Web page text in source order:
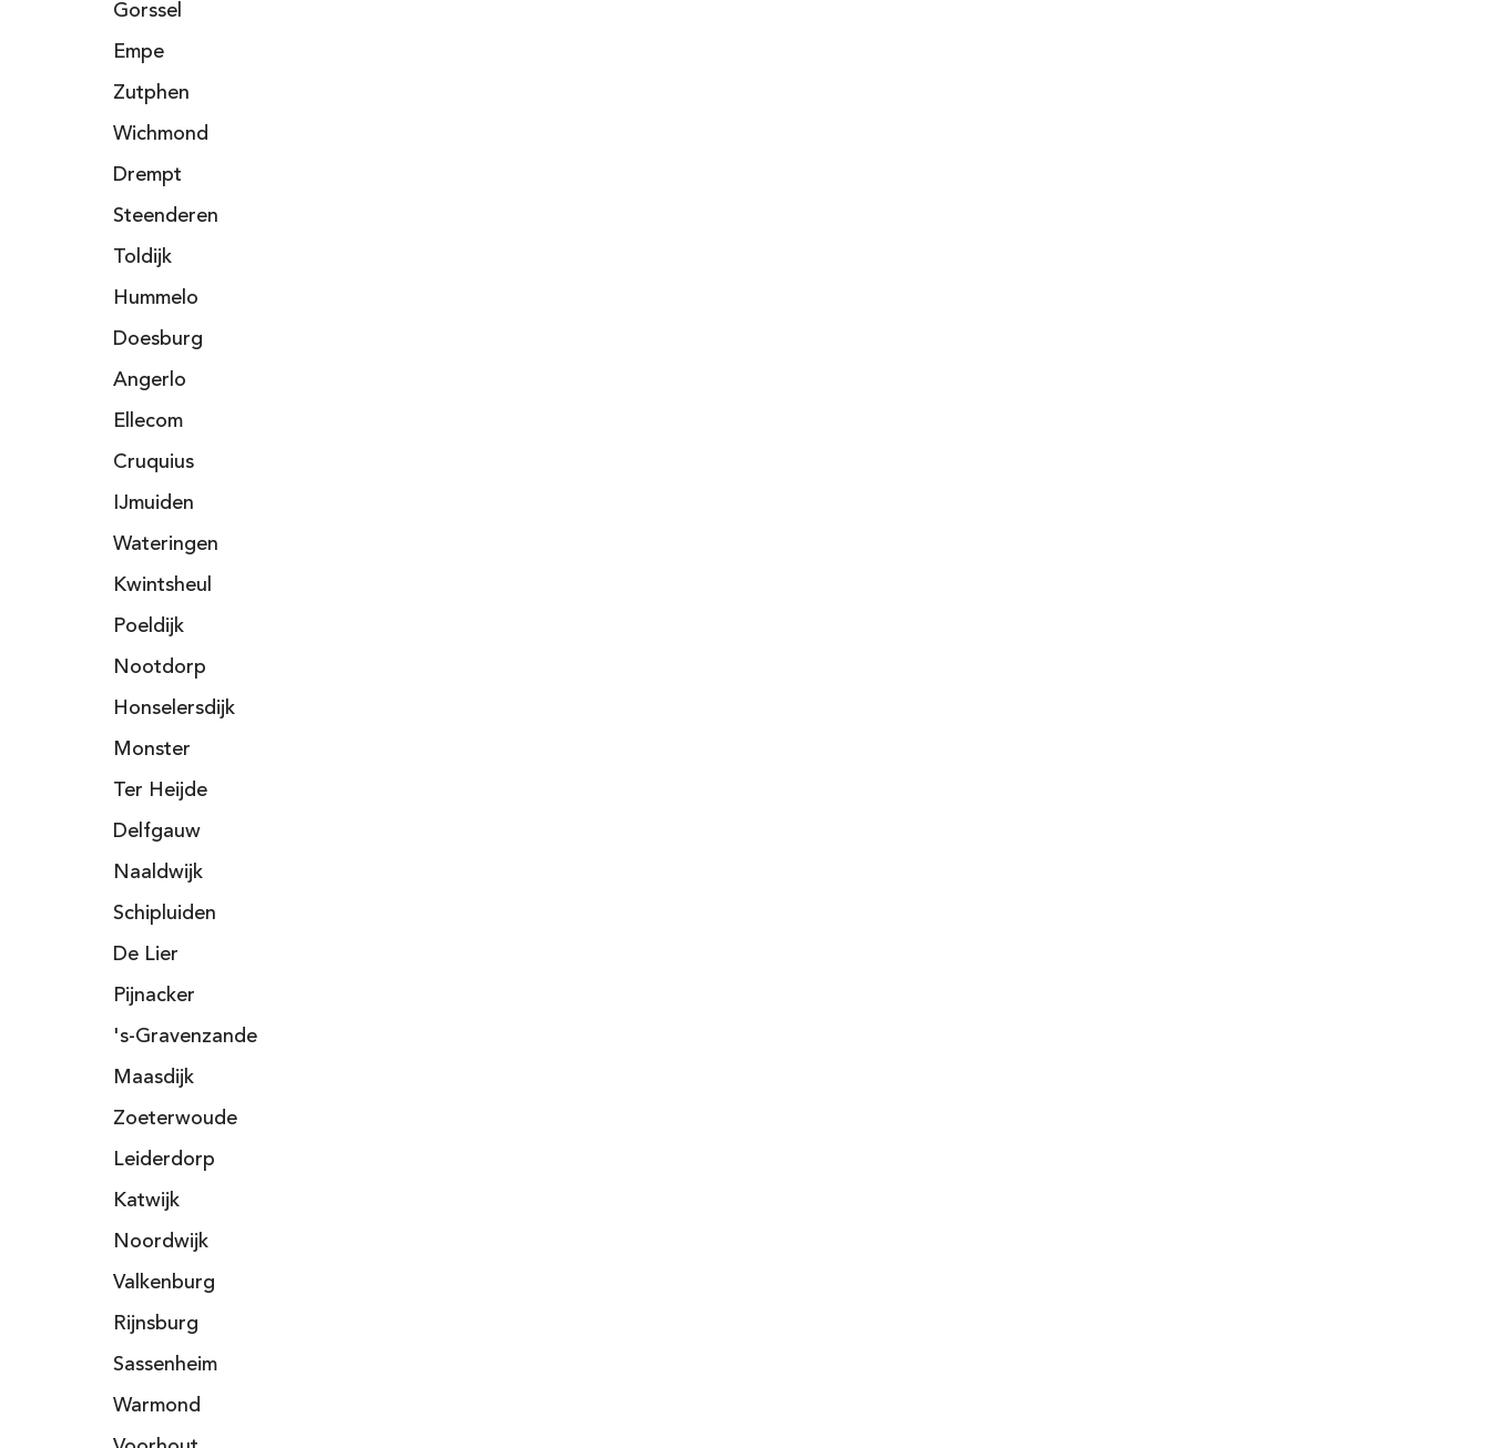
Gorssel
Empe
Zutphen
Wichmond
Drempt
Steenderen
Toldijk
Hummelo
Doesburg
Angerlo
Ellecom
Cruquius
IJmuiden
Wateringen
Kwintsheul
Poeldijk
Nootdorp
Honselersdijk
Monster
Ter Heijde
Delfgauw
Naaldwijk
Schipluiden
De Lier
Pijnacker
's-Gravenzande
Maasdijk
Zoeterwoude
Leiderdorp
Katwijk
Noordwijk
Valkenburg
Rijnsburg
Sassenheim
Warmond